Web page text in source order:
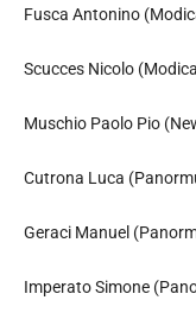
Fusca Antonino
Scucces Nicolo
Muschio Paolo Pio
Cutrona Luca
Geraci Manuel
Imperato Simone